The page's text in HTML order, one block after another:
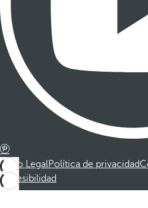
Aviso LegalPolítica de privacidad
Accesibilidad